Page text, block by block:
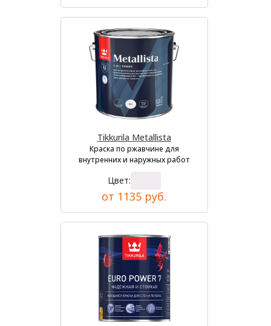
Tikkurila Metallista
Краска по ржавчине для
внутренних и наружных работ
Цвет:
от 1135 руб.